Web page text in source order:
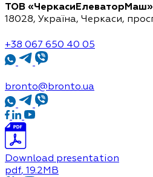
ТОВ «ЧеркасиЕлеваторМаш»
18028, Україна, Черкаси,
+38 067 650 40 05
bronto@bronto.ua
Download presentation
pdf, 19.2MB